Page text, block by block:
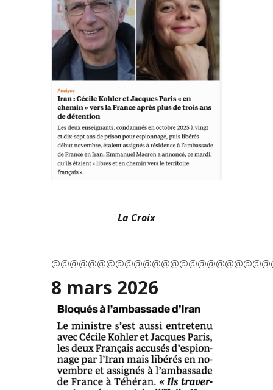
La Croix
8 mars 2026